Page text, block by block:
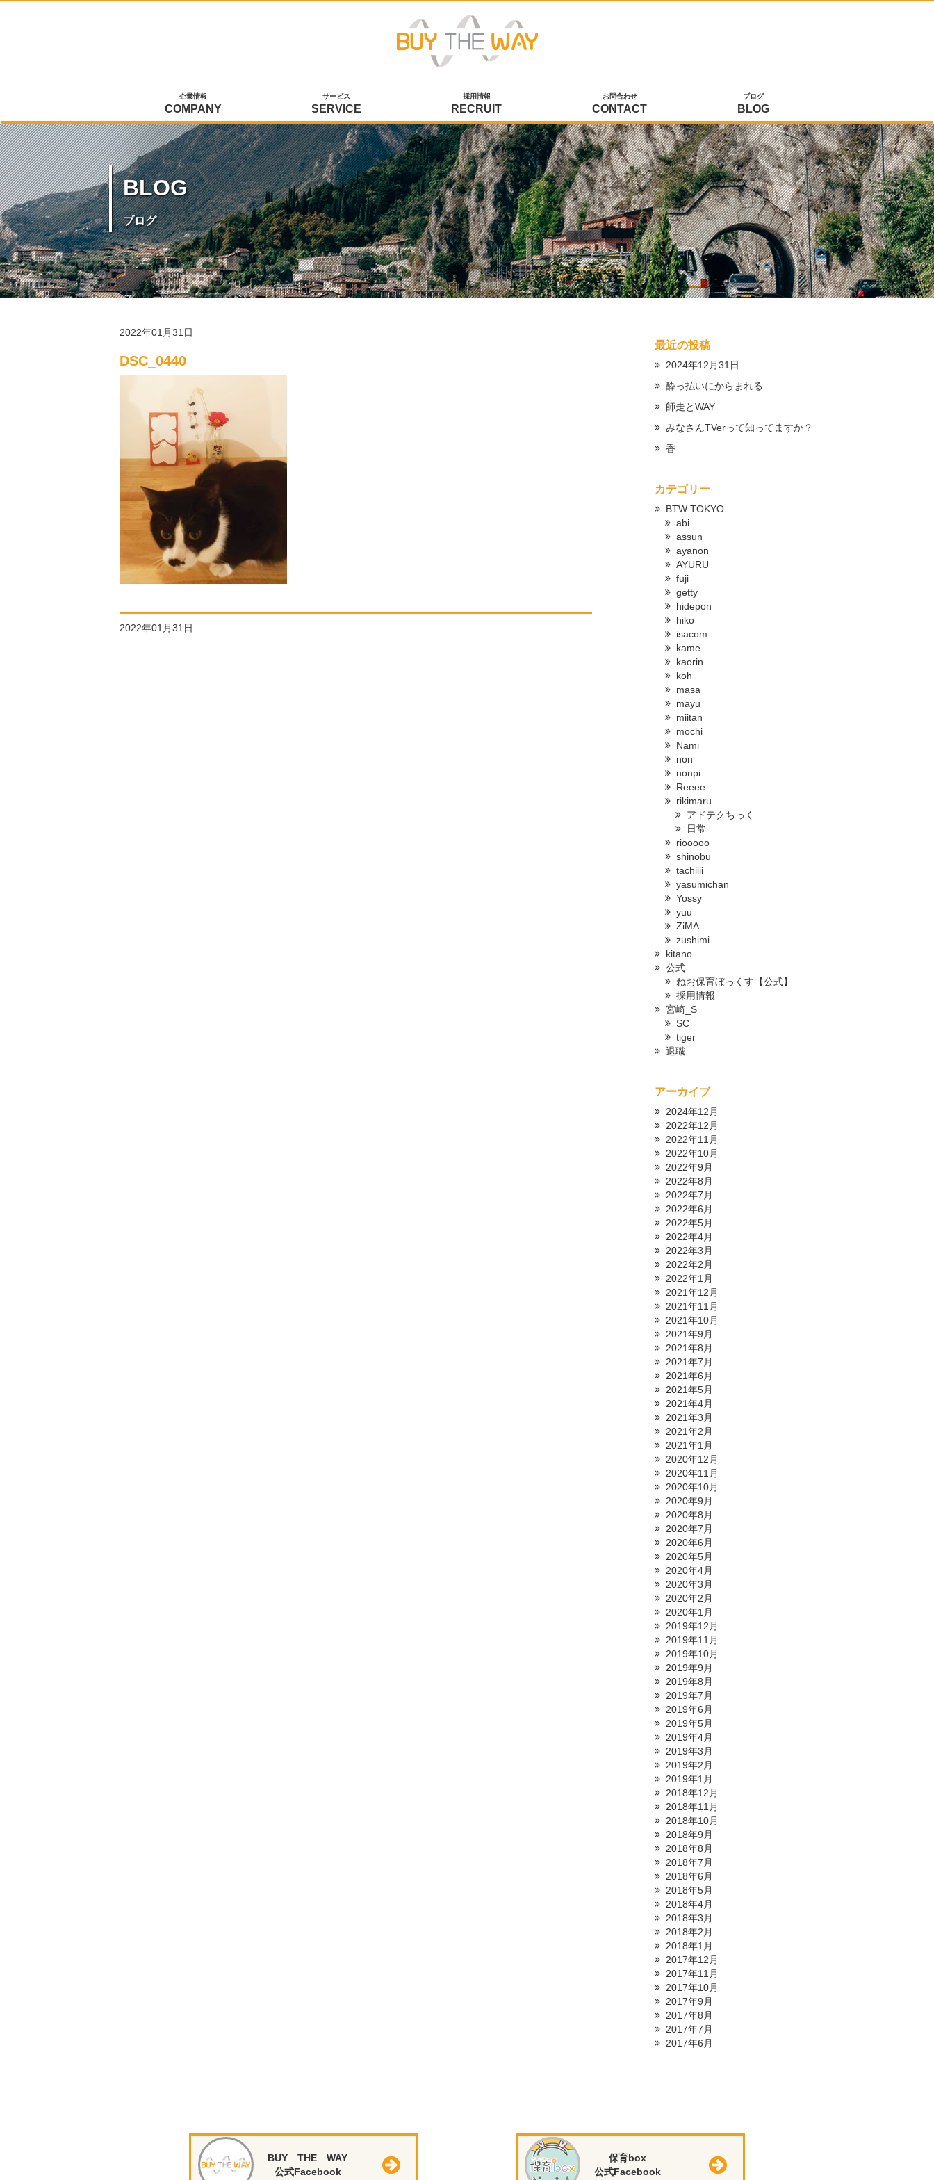
企業情報
COMPANY
サービス
SERVICE
採用情報
RECRUIT
お問合わせ
CONTACT
ブログ
BLOG
BLOG
ブログ
2022年01月31日
DSC_0440
2022年01月31日
最近の投稿
2024年12月31日
酔っ払いにからまれる
師走とWAY
みなさんTVerって知ってますか？
香
カテゴリー
BTW TOKYO
abi
assun
ayanon
AYURU
fuji
getty
hidepon
hiko
isacom
kame
kaorin
koh
masa
mayu
miitan
mochi
Nami
non
nonpi
Reeee
rikimaru
アドテクちっく
日常
riooooo
shinobu
tachiiii
yasumichan
Yossy
yuu
ZiMA
zushimi
kitano
公式
ねお保育ぼっくす【公式】
採用情報
宮崎_S
SC
tiger
退職
アーカイブ
2024年12月
2022年12月
2022年11月
2022年10月
2022年9月
2022年8月
2022年7月
2022年6月
2022年5月
2022年4月
2022年3月
2022年2月
2022年1月
2021年12月
2021年11月
2021年10月
2021年9月
2021年8月
2021年7月
2021年6月
2021年5月
2021年4月
2021年3月
2021年2月
2021年1月
2020年12月
2020年11月
2020年10月
2020年9月
2020年8月
2020年7月
2020年6月
2020年5月
2020年4月
2020年3月
2020年2月
2020年1月
2019年12月
2019年11月
2019年10月
2019年9月
2019年8月
2019年7月
2019年6月
2019年5月
2019年4月
2019年3月
2019年2月
2019年1月
2018年12月
2018年11月
2018年10月
2018年9月
2018年8月
2018年7月
2018年6月
2018年5月
2018年4月
2018年3月
2018年2月
2018年1月
2017年12月
2017年11月
2017年10月
2017年9月
2017年8月
2017年7月
2017年6月
BUY THE WAY
公式Facebook
保育box
公式Facebook